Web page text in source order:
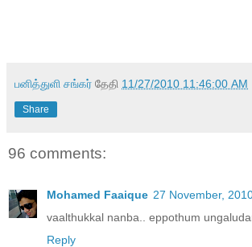
பனித்துளி சங்கர் தேதி 11/27/2010 11:46:00 AM
Share
96 comments:
Mohamed Faaique 27 November,
vaalthukkal nanba.. eppothum
Reply